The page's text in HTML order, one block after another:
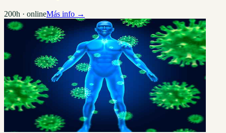
200h · onlineMás info →